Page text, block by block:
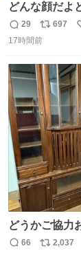
どんな顔だよ
返
信
29
リ
ポ
ト
数
697
17時間前
どうかご協力お願いします
しが決まり、
返
66
リ
2,037